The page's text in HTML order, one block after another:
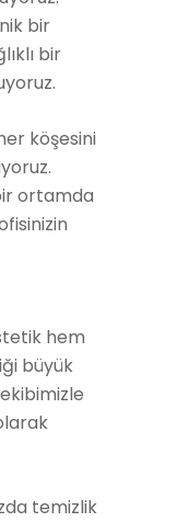
bir
bir
köşesini
ortamda
hem
büyük
temizlik